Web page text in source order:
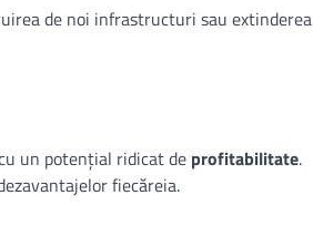
de noi infrastructuri sau extinderea
un potențial ridicat de profitabilitate.
fiecăreia.